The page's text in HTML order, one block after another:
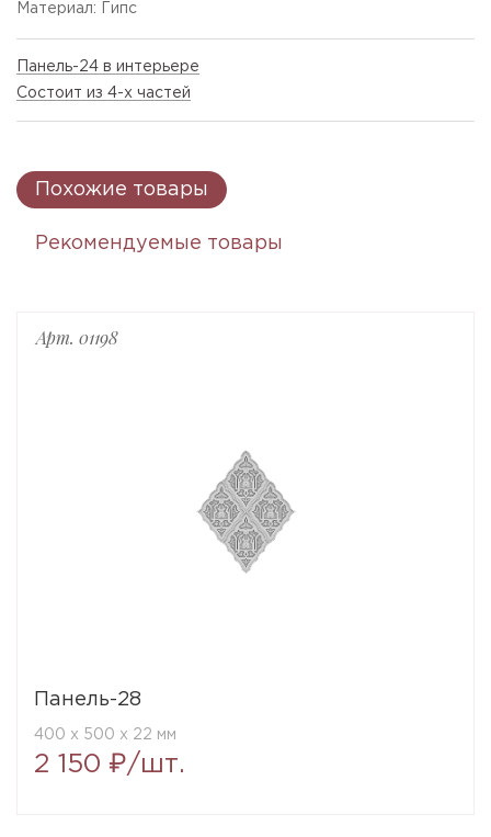
Материал: Гипс
Панель-24 в интерьере
Состоит из 4-х частей
Похожие товары
Рекомендуемые товары
Арт. 01198
Панель-28
400 x 500 x 22 мм
2 150 ₽/шт.